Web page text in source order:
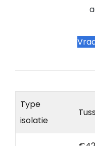
Type
isolatie